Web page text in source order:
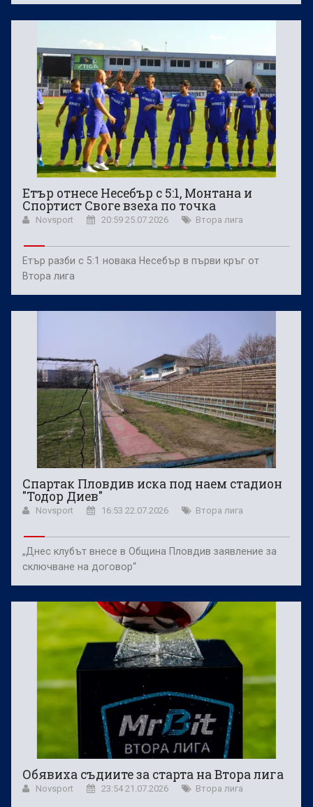
Етър отнесе Несебър с 5:1, Монтана и
Спортист Своге взеха по точка
Novsport 20:59 25.07.2026 Втора лига
Етър разби с 5:1 новака Несебър в първи кръг от
Втора лига
Спартак Пловдив иска под наем стадион
"Тодор Диев"
Novsport 16:53 22.07.2026 Втора лига
„Днес клубът внесе в Община Пловдив заявление за
сключване на договор“
Обявиха съдиите за старта на Втора лига
Novsport 23:54 21.07.2026 Втора лига